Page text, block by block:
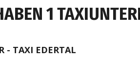
1
- TAXI EDERTAL